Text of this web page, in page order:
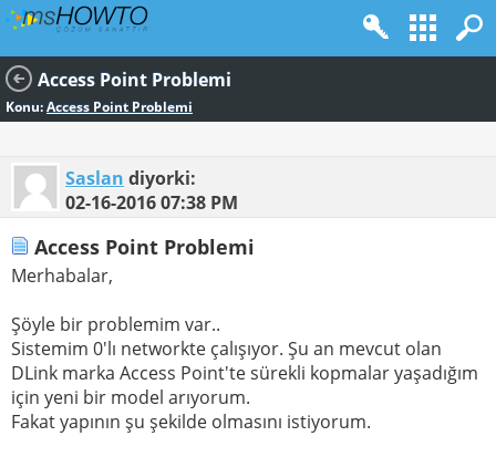
Access Point Problemi
Konu:Access Point Problemi
Saslan diyorki:
02-16-201607:38 PM
Access Point Problemi
Merhabalar,
Şöyle bir problemim var..
Sistemim 0'lı networkte çalışıyor. Şu an mevcut olan
DLink marka Access Point'te sürekli kopmalar yaşadığım
için yeni bir model arıyorum.
Fakat yapının şu şekilde olmasını istiyorum.